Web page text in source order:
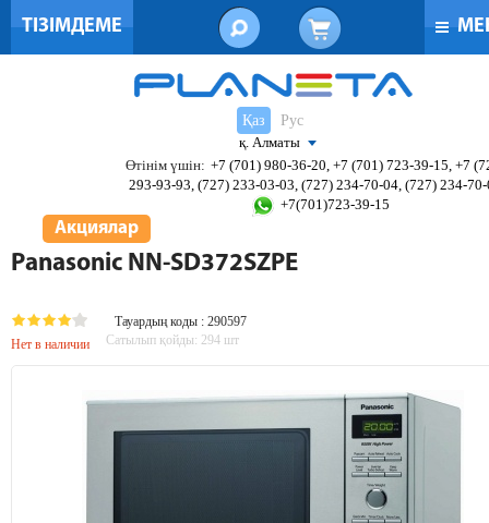
ТІЗІМДЕМЕ
Қаз
Рус
қ. Алматы
Өтінім үшін: +7 (701) 980-36-20, +7 (701) 723-39-15, +7
293-93-93, (727) 233-03-03, (727) 234-70-04, (727) 234-
+7(701)723-39-15
Акциялар
Panasonic NN-SD372SZPE
Тауардың коды : 290597
Нет в наличии
Сатылып қойды: 294 шт